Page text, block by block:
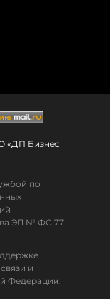
«ДП Бизнес
по
ЭЛ № ФС 77
и
Федерации.